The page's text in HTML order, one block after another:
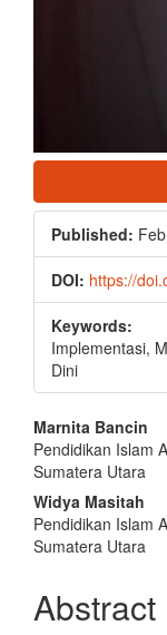
Published:
DOI: https://
Keywords:
Implementasi,
Dini
Main
Article
Content
Marnita Bancin
Pendidikan Islam
Sumatera Utara
Widya Masitah
Pendidikan Islam
Sumatera Utara
Abstract